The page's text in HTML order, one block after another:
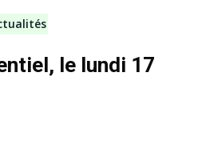
le lundi 17